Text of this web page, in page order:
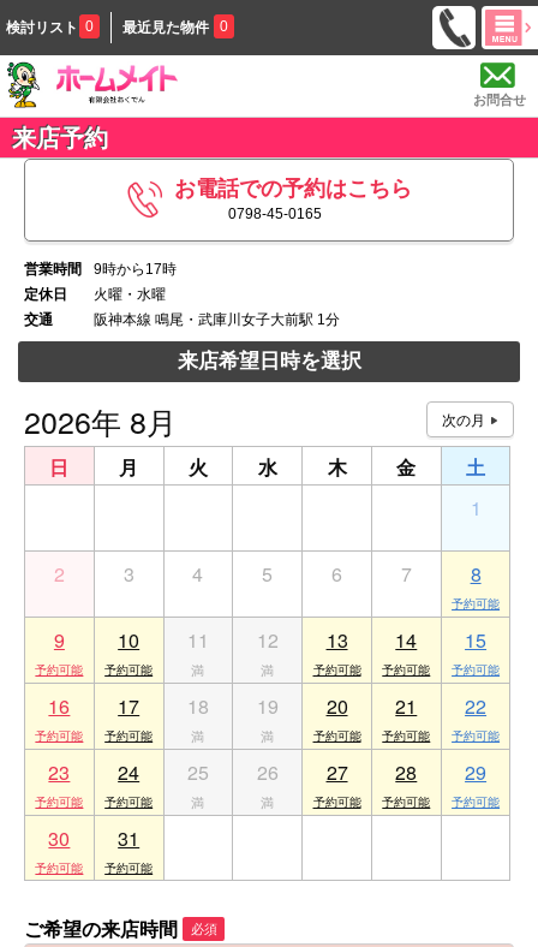
検討リスト 0 最近見た物件 0
お問合せ
来店予約
お電話での予約はこちら
0798-45-0165
営業時間
9時から17時
定休日
火曜・水曜
交通
阪神本線 鳴尾・武庫川女子大前駅 1分
来店希望日時を選択
2026年 8月
日 月 火 水 木 金
土
1
2 3 4 5 6 7 8
9 10 11 12 13 14 15
16 17 18 19 20 21 22
23 24 25 26 27 28 29
30 31
ご希望の来店時間 必須